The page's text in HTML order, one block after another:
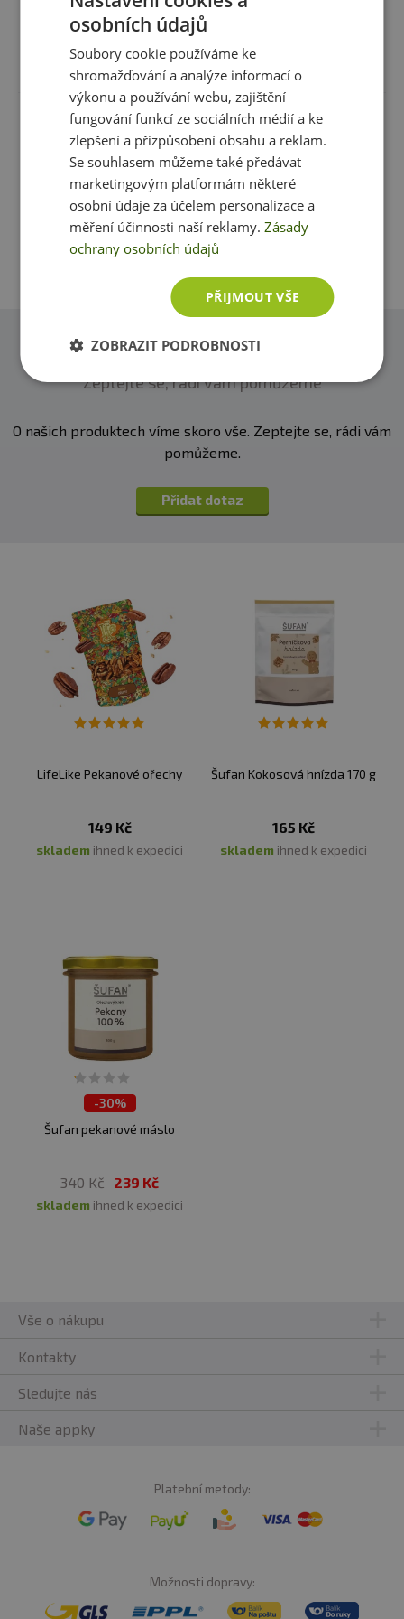
Složení:
mandlípražených nasucho 39 %, bílá čokoláda 59
% (cukr, kakaové máslo, sušenémlékoplnotučné,
emulgátor:sojovýlecitin, přírodní vanilkové extrakt),
kurkuma, modrá spirulína, lyofilizované maliny (prach)
Recenze Produkt zatím nikdo nehodnotil
Máte s produktem zkušenost? Napište recenzi a
pomozte tak ostatním zákazníkům s rozhodováním.
Děkujeme :-)
Přidat vlastní hodnocení
Dotazy
Zeptejte se, rádi vám pomůžeme
O našich produktech víme skoro vše. Zeptejte se, rádi vám
pomůžeme.
Přidat dotaz
LifeLike Pekanové ořechy
149 Kč
skladem ihned k expedici
Šufan Kokosová hnízda 170 g
165 Kč
skladem ihned k expedici
-30%
Šufan pekanové máslo
340 Kč 239 Kč
skladem ihned k expedici
Vše o nákupu
Kontakty
Sledujte nás
Naše appky
Platební metody:
Možnosti dopravy:
osobních údajů
Soubory cookie používáme ke
shromažďování a analýze informací o
výkonu a používání webu, zajištění
fungování funkcí ze sociálních médií a ke
zlepšení a přizpůsobení obsahu a reklam.
Se souhlasem můžeme také předávat
marketingovým platformám některé
osobní údaje za účelem personalizace a
měření účinnosti naší reklamy.Zásady
ochrany osobních údajů
PŘIJMOUT VŠE
ZOBRAZIT PODROBNOSTI